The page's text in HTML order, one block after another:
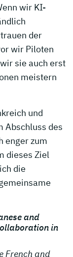
wir KI-
der
wir Piloten
sie auch erst
meistern
und
Abschluss des
enger zum
dieses Ziel
die
and
in
French and